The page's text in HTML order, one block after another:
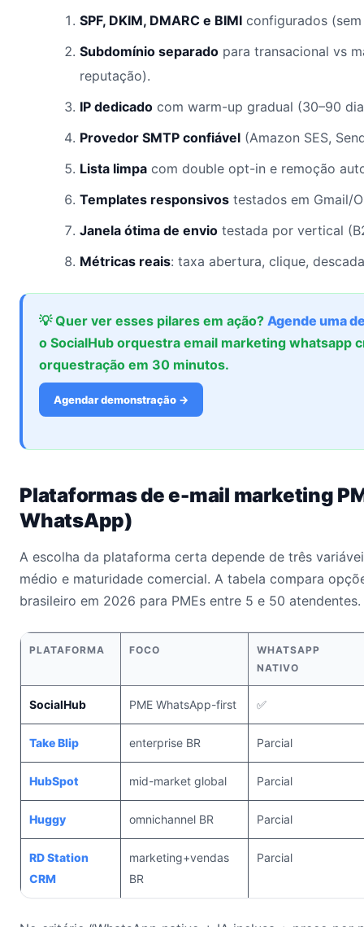
SPF, DKIM, DMARC e BIMI configurados
Subdomínio separado para transacional vs
reputação).
IP dedicado com warm-up gradual (30–90
Provedor SMTP confiável (Amazon SES,
Lista limpa com double opt-in e remoção
Templates responsivos testados em Gmail/
Janela ótima de envio testada por vertical
Métricas reais: taxa abertura, clique,
💡 Quer ver esses pilares em ação? Agende uma
o SocialHub orquestra email marketing whatsapp
orquestração em 30 minutos.
Agendar demonstração →
Plataformas de e-mail marketing
WhatsApp)
A escolha da plataforma certa depende de três
médio e maturidade comercial. A tabela compara
brasileiro em 2026 para PMEs entre 5 e 50 atendentes.
PLATAFORMA FOCO
WHATSAPP
NATIVO
SocialHub PME WhatsApp-first ✅
Take Blip enterprise BR Parcial
HubSpot mid-market global Parcial
Huggy omnichannel BR Parcial
RD Station
CRM
marketing+vendas
BR
Parcial